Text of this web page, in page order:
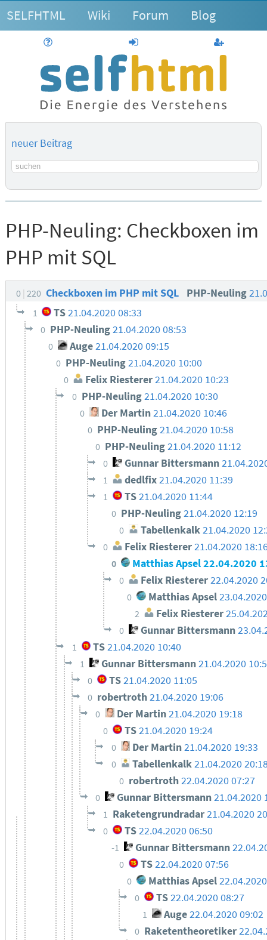
SELFHTML Wiki Forum Blog
anmelden
neuer Beitrag
Suchbegriff
PHP-Neuling: Checkboxen im
PHP mit SQL
0 220 Checkboxen im PHP mit SQL PHP-Neuling
1 TS21.04.2020 08:33
0 PHP-Neuling21.04.2020 08:53
0 Auge21.04.2020 09:15
0 PHP-Neuling21.04.2020 10:00
0 Felix Riesterer21.04.2020 10:23
0 PHP-Neuling21.04.2020 10:30
0 Der Martin 21.04.2020 10:46
0 PHP-Neuling21.04.2020 10:58
0 PHP-Neuling21.04.2020 11:12
0 Gunnar Bittersmann
1 dedlfix21.04.2020 11:39
1 TS21.04.2020 11:44
0 PHP-Neuling21.04.2020 12:19
0 Tabellenkalk 21.04.2020
0 Felix Riesterer21.04.2020
0 Matthias Apsel22.04.2020
0 Felix Riesterer 22.04.2020
0 Matthias Apsel
2 Felix Riesterer
0 Gunnar Bittersmann
1 TS21.04.2020 10:40
1 Gunnar Bittersmann 21.04.2020
0 TS21.04.2020 11:05
0 robertroth21.04.2020 19:06
0 Der Martin21.04.2020 19:18
0 TS21.04.2020 19:24
0 Der Martin21.04.2020 19:33
0 Tabellenkalk21.04.2020
0 robertroth22.04.2020 07:27
0 Gunnar Bittersmann21.04.2020
1 Raketengrundradar21.04.2020
0 TS22.04.2020 06:50
-1 Gunnar Bittersmann
0 TS 22.04.2020 07:56
0 Matthias Apsel
0 TS22.04.2020 08:27
1 Auge22.04.2020 09:02
0 Raketentheoretiker